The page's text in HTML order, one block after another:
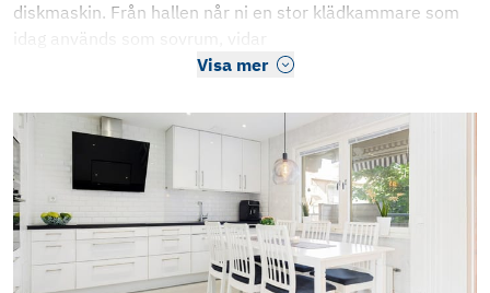
diskmaskin. Från hallen når ni en stor klädkammare som
idag används som sovrum, vidar
Visa mer